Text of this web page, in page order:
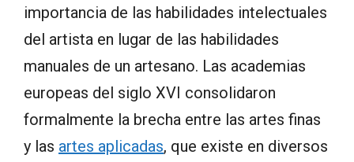
importancia de las habilidades intelectuales
del artista en lugar de las habilidades
manuales de un artesano. Las academias
europeas del siglo XVI consolidaron
formalmente la brecha entre las artes finas
y las artes aplicadas, que existe en diversos